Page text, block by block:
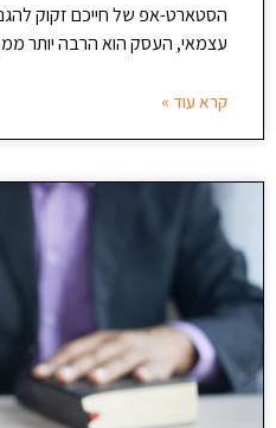
הסטארט-אפ של חייכם זקוק
עצמאי, העסק הוא הרבה יותר
קרא עוד »